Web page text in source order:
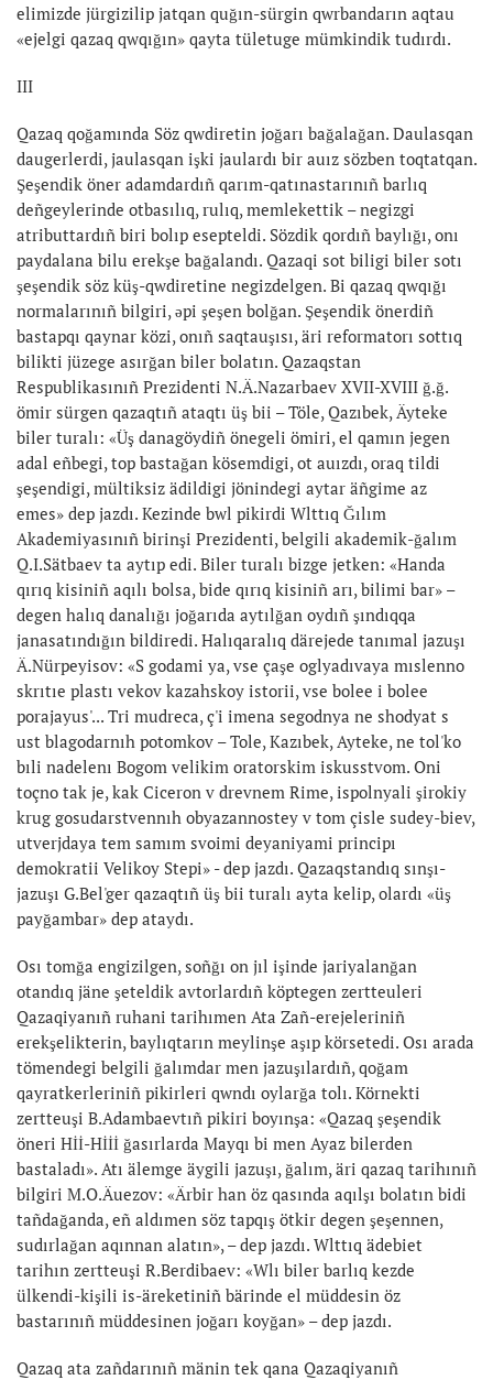
elimizde jürgizilip jatqan quğın-sürgin qwrbandarın aqtau
«ejelgi qazaq qwqığın» qayta tületuge mümkindik tudırdı.
III
Qazaq qoğamında Söz qwdiretin joğarı bağalağan. Daulasqan
daugerlerdi, jaulasqan işki jaulardı bir auız sözben toqtatqan.
Şeşendik öner adamdardıñ qarım-qatınastarınıñ barlıq
deñgeylerinde otbasılıq, rulıq, memlekettik – negizgi
atributtardıñ biri bolıp esepteldi. Sözdik qordıñ baylığı, onı
paydalana bilu erekşe bağalandı. Qazaqi sot biligi biler sotı
şeşendik söz küş-qwdiretine negizdelgen. Bi qazaq qwqığı
normalarınıñ bilgiri, əpi şeşen bolğan. Şeşendik önerdiñ
bastapqı qaynar közi, onıñ saqtauşısı, äri reformatorı sottıq
bilikti jüzege asırğan biler bolatın. Qazaqstan
Respublikasınıñ Prezidenti N.Ä.Nazarbaev XVII-XVIII ğ.ğ.
ömir sürgen qazaqtıñ ataqtı üş bii – Töle, Qazıbek, Äyteke
biler turalı: «Üş danagöydiñ önegeli ömiri, el qamın jegen
adal eñbegi, top bastağan kösemdigi, ot auızdı, oraq tildi
şeşendigi, mültiksiz ädildigi jönindegi aytar äñgime az
emes» dep jazdı. Kezinde bwl pikirdi Wlttıq Ğılım
Akademiyasınıñ birinşi Prezidenti, belgili akademik-ğalım
Q.I.Sätbaev ta aytıp edi. Biler turalı bizge jetken: «Handa
qırıq kisiniñ aqılı bolsa, bide qırıq kisiniñ arı, bilimi bar» –
degen halıq danalığı joğarıda aytılğan oydıñ şındıqqa
janasatındığın bildiredi. Halıqaralıq därejede tanımal jazuşı
Ä.Nürpeyisov: «S godami ya, vse çaşe oglyadıvaya mıslenno
skrıtıe plastı vekov kazahskoy istorii, vse bolee i bolee
porajayus'... Tri mudreca, ç'i imena segodnya ne shodyat s
ust blagodarnıh potomkov – Tole, Kazıbek, Ayteke, ne tol'ko
bıli nadelenı Bogom velikim oratorskim iskusstvom. Oni
toçno tak je, kak Ciceron v drevnem Rime, ispolnyali şirokiy
krug gosudarstvennıh obyazannostey v tom çisle sudey-biev,
utverjdaya tem samım svoimi deyaniyami principı
demokratii Velikoy Stepi» - dep jazdı. Qazaqstandıq sınşı-
jazuşı G.Bel'ger qazaqtıñ üş bii turalı ayta kelip, olardı «üş
payğambar» dep ataydı.
Osı tomğa engizilgen, soñğı on jıl işinde jariyalanğan
otandıq jäne şeteldik avtorlardıñ köptegen zertteuleri
Qazaqiyanıñ ruhani tarihımen Ata Zañ-erejeleriniñ
erekşelikterin, baylıqtarın meylinşe aşıp körsetedi. Osı arada
tömendegi belgili ğalımdar men jazuşılardıñ, qoğam
qayratkerleriniñ pikirleri qwndı oylarğa tolı. Körnekti
zertteuşi B.Adambaevtıñ pikiri boyınşa: «Qazaq şeşendik
öneri Hİİ-Hİİİ ğasırlarda Mayqı bi men Ayaz bilerden
bastaladı». Atı älemge äygili jazuşı, ğalım, äri qazaq tarihınıñ
bilgiri M.O.Äuezov: «Ärbir han öz qasında aqılşı bolatın bidi
tañdağanda, eñ aldımen söz tapqış ötkir degen şeşennen,
sudırlağan aqınnan alatın», – dep jazdı. Wlttıq ädebiet
tarihın zertteuşi R.Berdibaev: «Wlı biler barlıq kezde
ülkendi-kişili is-äreketiniñ bärinde el müddesin öz
bastarınıñ müddesinen joğarı koyğan» – dep jazdı.
Qazaq ata zañdarınıñ mänin tek qana Qazaqiyanıñ